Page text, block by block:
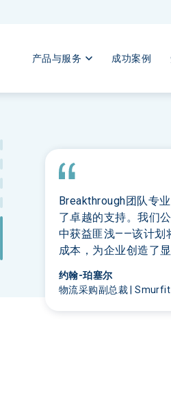
产品与服务 成功案例
Breakthrough团队专
了卓越的支持。我们
中获益匪浅——该计划
成本，为企业创造了显
约翰-珀塞尔
物流采购副总裁 |